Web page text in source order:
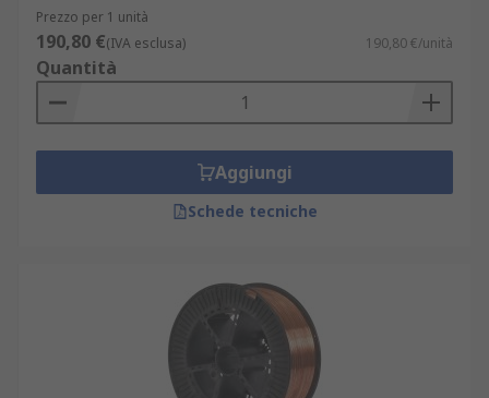
Bottiglie usa e getta per argon
con macchine portatili per saldatura MIG
per mantenere la macchina in funzione
quando si è fuori dall'officina.
Prezzo per 1 unità
190,80 €(IVA esclusa) 190,80 €/unità
Quantità
Aggiungi
Schede tecniche